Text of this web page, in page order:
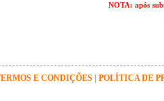
NOTA: após
E CONDIÇÕES| POLÍTICA DE